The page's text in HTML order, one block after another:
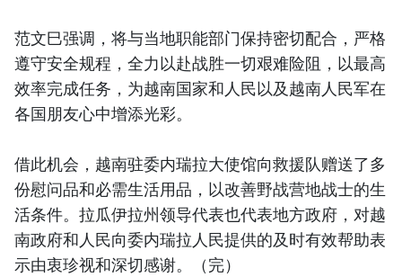
范文巳强调，将与当地职能部门保持密切配合，严格
遵守安全规程，全力以赴战胜一切艰难险阻，以最高
效率完成任务，为越南国家和人民以及越南人民军在
各国朋友心中增添光彩。
借此机会，越南驻委内瑞拉大使馆向救援队赠送了多
份慰问品和必需生活用品，以改善野战营地战士的生
活条件。拉瓜伊拉州领导代表也代表地方政府，对越
南政府和人民向委内瑞拉人民提供的及时有效帮助表
示由衷珍视和深切感谢。（完）